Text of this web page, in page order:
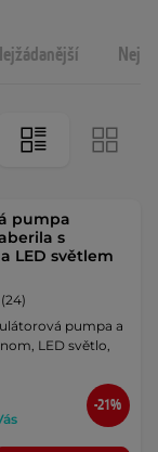
pumpa
s
LED světlem
(24)
pumpa a
LED světlo,
-21%